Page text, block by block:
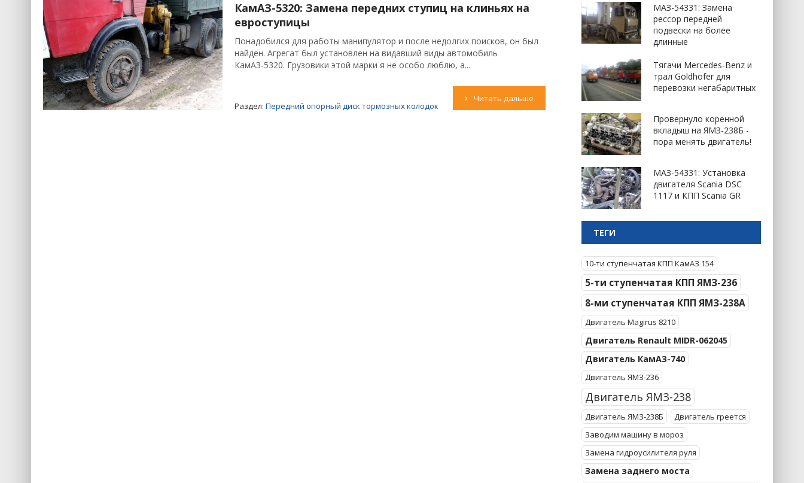
КамАЗ-5320: Замена передних ступиц на клиньях на
евроступицы
Понадобился для работы манипулятор и после недолгих поисков, он был
найден. Агрегат был установлен на видавший виды автомобиль
КамАЗ-5320. Грузовики этой марки я не особо люблю, а...
Раздел: Передний опорный диск тормозных колодок
Читать дальше
МАЗ-54331: Замена
рессор передней
подвески на более
длинные
Тягачи Mercedes-Benz и
трал Goldhofer для
перевозки негабаритных
Провернуло коренной
вкладыш на ЯМЗ-238Б -
пора менять двигатель!
МАЗ-54331: Установка
двигателя Scania DSC
1117 и КПП Scania GR
ТЕГИ
10-ти ступенчатая КПП КамАЗ 154
5-ти ступенчатая КПП ЯМЗ-236
8-ми ступенчатая КПП ЯМЗ-238А
Двигатель Magirus 8210
Двигатель Renault MIDR-062045
Двигатель КамАЗ-740
Двигатель ЯМЗ-236
Двигатель ЯМЗ-238
Двигатель ЯМЗ-238Б
Двигатель греется
Заводим машину в мороз
Замена гидроусилителя руля
Замена заднего моста